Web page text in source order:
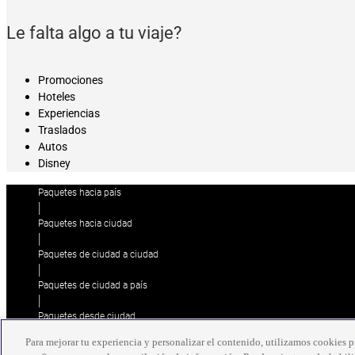
Le falta algo a tu viaje?
Promociones
Hoteles
Experiencias
Traslados
Autos
Disney
Paquetes hacia país
Paquetes hacia ciudad
Paquetes de ciudad a ciudad
Paquetes de ciudad a país
Paquetes desde ciudad
Paquetes desde país
Para mejorar tu experiencia y personalizar el contenido, utilizamos cookies